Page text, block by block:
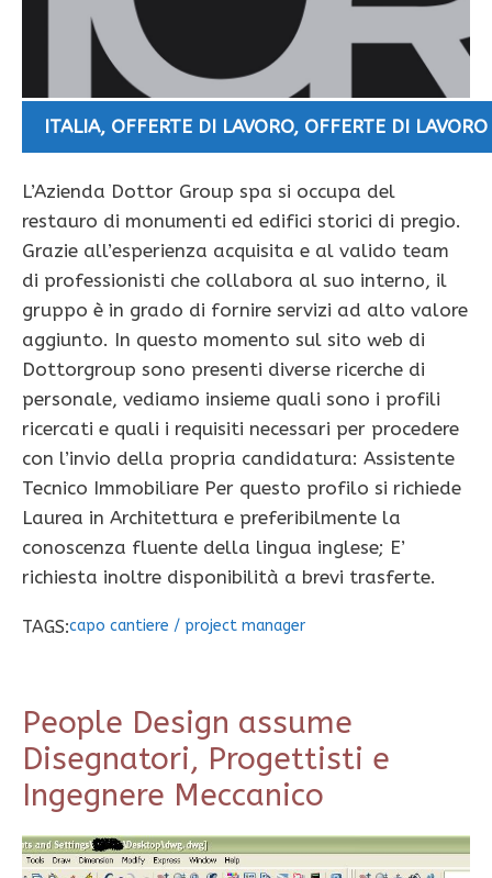
ITALIA, OFFERTE DI LAVORO, OFFERTE DI
L’Azienda Dottor Group spa si occupa del
restauro di monumenti ed edifici storici di pregio.
Grazie all’esperienza acquisita e al valido team
di professionisti che collabora al suo interno, il
gruppo è in grado di fornire servizi ad alto valore
aggiunto. In questo momento sul sito web di
Dottorgroup sono presenti diverse ricerche di
personale, vediamo insieme quali sono i profili
ricercati e quali i requisiti necessari per procedere
con l’invio della propria candidatura: Assistente
Tecnico Immobiliare Per questo profilo si richiede
Laurea in Architettura e preferibilmente la
conoscenza fluente della lingua inglese; E’
richiesta inoltre disponibilità a brevi trasferte.
TAGS:capo cantiere / project manager
People Design assume
Disegnatori, Progettisti e
Ingegnere Meccanico